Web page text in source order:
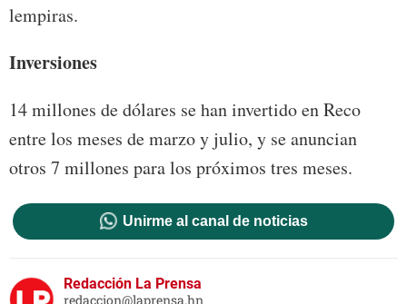
lempiras.
Inversiones
14 millones de dólares se han invertido en Reco
entre los meses de marzo y julio, y se anuncian
otros 7 millones para los próximos tres meses.
Unirme al canal de noticias
Redacción La Prensa
redaccion@laprensa.hn